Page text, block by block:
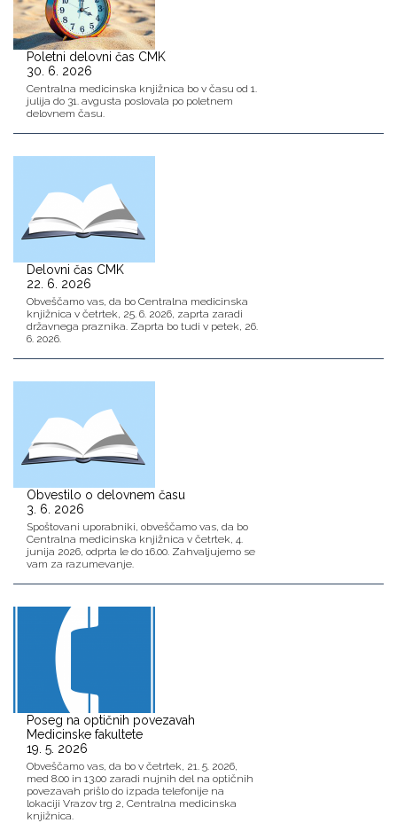
Poletni delovni čas CMK
30. 6. 2026
Centralna medicinska knjižnica bo v času od 1.
julija do 31. avgusta poslovala po poletnem
delovnem času.
Delovni čas CMK
22. 6. 2026
Obveščamo vas, da bo Centralna medicinska
knjižnica v četrtek, 25. 6. 2026, zaprta zaradi
državnega praznika. Zaprta bo tudi v petek, 26.
6. 2026.
Obvestilo o delovnem času
3. 6. 2026
Spoštovani uporabniki, obveščamo vas, da bo
Centralna medicinska knjižnica v četrtek, 4.
junija 2026, odprta le do 16.00. Zahvaljujemo se
vam za razumevanje.
Poseg na optičnih povezavah
Medicinske fakultete
19. 5. 2026
Obveščamo vas, da bo v četrtek, 21. 5. 2026,
med 8.00 in 13.00 zaradi nujnih del na optičnih
povezavah prišlo do izpada telefonije na
lokaciji Vrazov trg 2, Centralna medicinska
knjižnica.